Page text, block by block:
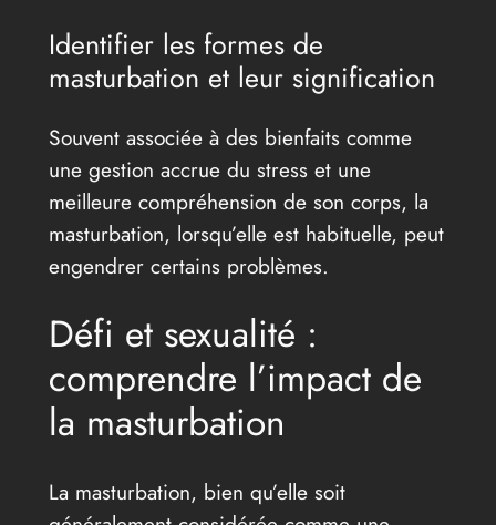
Identifier les formes de
masturbation et leur signification
Souvent associée à des bienfaits comme
une gestion accrue du stress et une
meilleure compréhension de son corps, la
masturbation, lorsqu’elle est habituelle, peut
engendrer certains problèmes.
Défi et sexualité :
comprendre l’impact de
la masturbation
La masturbation, bien qu’elle soit